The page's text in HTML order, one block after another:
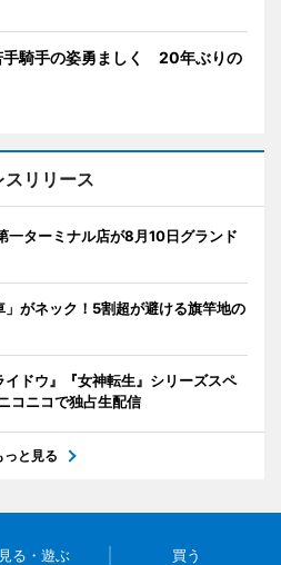
手騎手の姿勇ましく 20年ぶりの
スリリース
一ターミナル店が8月10日グランド
がネック！5割超が避ける旗竿地の
ドウ』『女神転生』シリーズスペ
コニコで独占生配信
っと見る
見る・遊ぶ 買う